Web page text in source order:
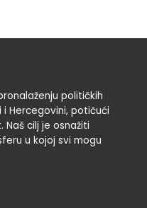
političkih
i Hercegovini, potičući
Naš cilj je osnažiti
u kojoj svi mogu